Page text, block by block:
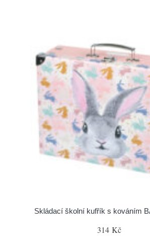
Skládací školní kufřík s kováním
314 Kč